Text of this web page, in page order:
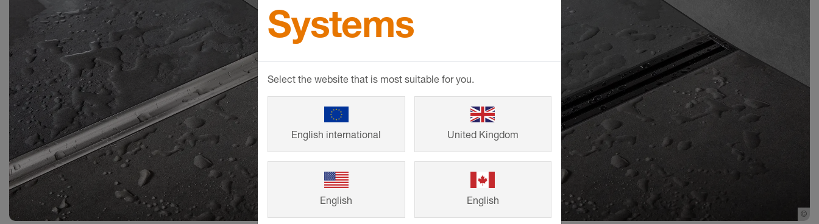
©
Systems
Select the website that is most suitable for you.
English international United Kingdom
English English